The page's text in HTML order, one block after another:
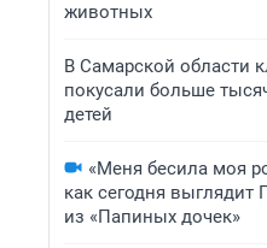
животных
В Самарской области
покусали больше
детей
«Меня бесила моя
как сегодня выглядит
из «Папиных дочек»